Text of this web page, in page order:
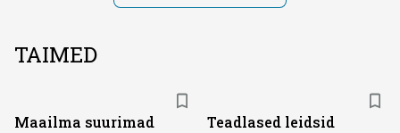
TAIMED
Maailma suurimad
Teadlased leidsid